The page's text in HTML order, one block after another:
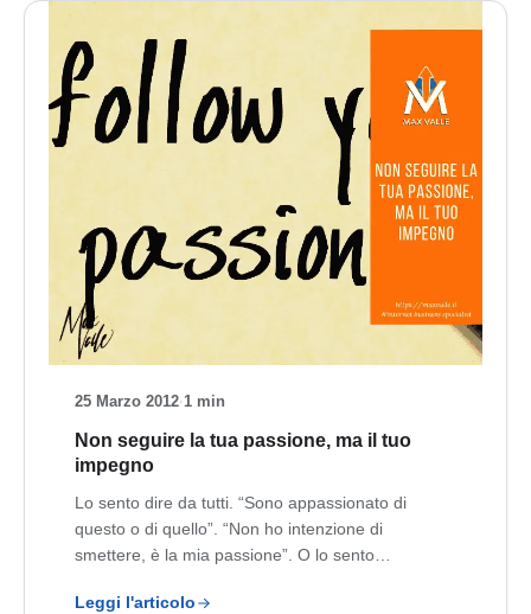
25 Marzo 2012·1 min
Non seguire la tua passione, ma il tuo
impegno
Lo sento dire da tutti. “Sono appassionato di
questo o di quello”. “Non ho intenzione di
smettere, è la mia passione”. O lo sento…
Leggi l'articolo